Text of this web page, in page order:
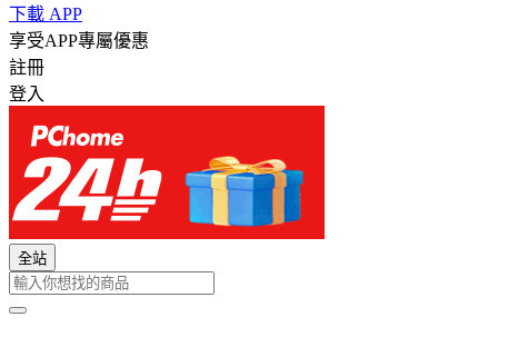
下載 APP
享受APP專屬優惠
註冊
登入
全站